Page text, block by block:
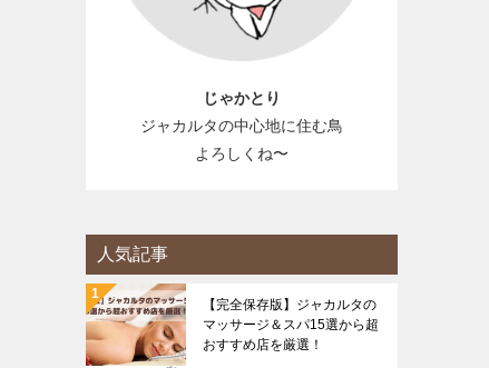
じゃかとり
ジャカルタの中心地に住む鳥
よろしくね〜
人気記事
【完全保存版】ジャカルタの
マッサージ＆スパ15選から超
おすすめ店を厳選！